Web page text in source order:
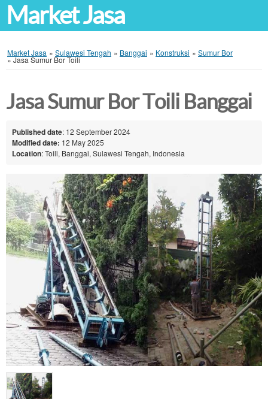
Market Jasa
Market Jasa » Sulawesi Tengah » Banggai » Konstruksi » Sumur Bor
»Jasa Sumur Bor Toili
Jasa Sumur Bor Toili Banggai
Published date: 12 September 2024
Modified date: 12 May 2025
Location: Toili, Banggai, Sulawesi Tengah, Indonesia